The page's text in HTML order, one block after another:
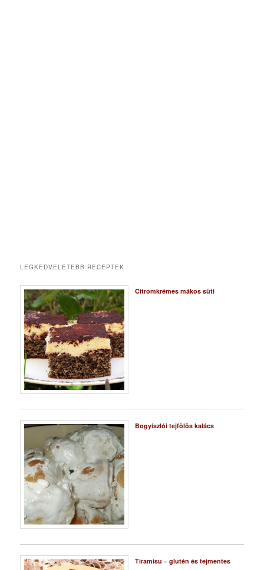
LEGKEDVELETEBB RECEPTEK
Citromkrémes mákos süti
Bogyiszlói tejfölös kalács
Tiramisu – glutén és tejmentes